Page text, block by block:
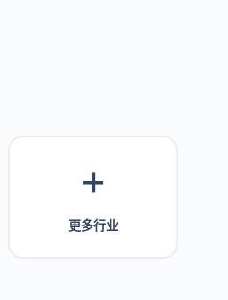
➕
更多行业